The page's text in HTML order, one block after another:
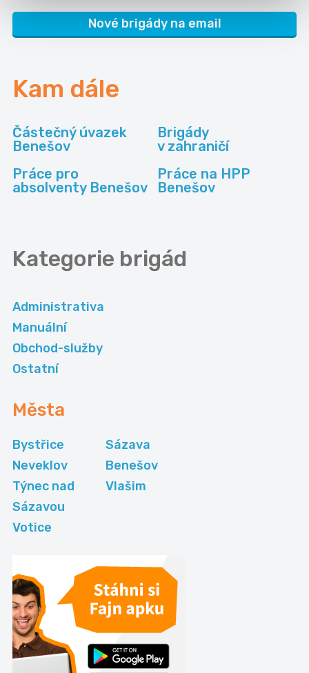
Nové brigády na email
Kam dále
Částečný úvazek
Benešov
Brigády
v zahraničí
Práce pro
absolventy Benešov
Práce na HPP
Benešov
Kategorie brigád
Administrativa
Manuální
Obchod-služby
Ostatní
Města
Bystřice
Sázava
Neveklov
Benešov
Týnec nad
Sázavou
Vlašim
Votice